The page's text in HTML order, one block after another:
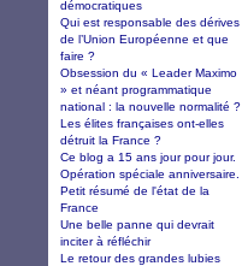
démocratiques
Qui est responsable des dérives
de l’Union Européenne et que
faire ?
Obsession du « Leader Maximo
» et néant programmatique
national : la nouvelle normalité ?
Les élites françaises ont-elles
détruit la France ?
Ce blog a 15 ans jour pour jour.
Opération spéciale anniversaire.
Petit résumé de l'état de la
France
Une belle panne qui devrait
inciter à réfléchir
Le retour des grandes lubies